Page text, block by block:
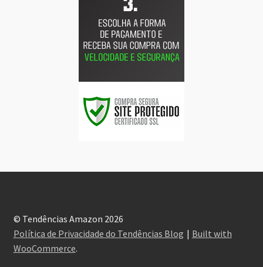
© Tendências Amazon 2026
Política de Privacidade do Tendências Blog
Built with
WooCommerce.